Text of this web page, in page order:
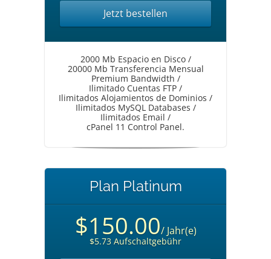
Jetzt bestellen
2000 Mb Espacio en Disco /
20000 Mb Transferencia Mensual
Premium Bandwidth /
Ilimitado Cuentas FTP /
Ilimitados Alojamientos de Dominios /
Ilimitados MySQL Databases /
Ilimitados Email /
cPanel 11 Control Panel.
Plan Platinum
$150.00/ Jahr(e)
$5.73 Aufschaltgebühr